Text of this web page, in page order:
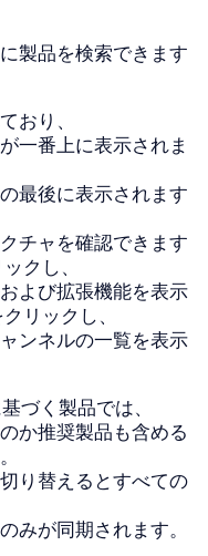
製品を検索できます
おり、
一番上に表示されま
最後に表示されます
チャを確認できます
クし、
よび拡張機能を表示
リックし、
ンネルの一覧を表示
づく製品では、
か推奨製品も含める
り替えるとすべての
みが同期されます。